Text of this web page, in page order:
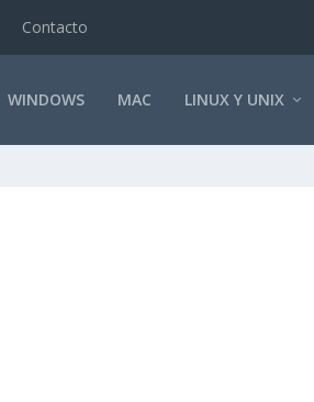
Contacto
WINDOWS MAC LINUX Y UNIX